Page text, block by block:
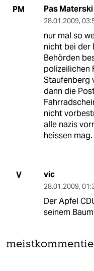
PM Pas Materski
28.01.2009,
nur mal so
nicht bei der
Behörden
polizeilichen
Staufenberg
dann die
nicht
alle nazis
heissen mag.
V vic
28.01.2009,
Der Apfel
seinem